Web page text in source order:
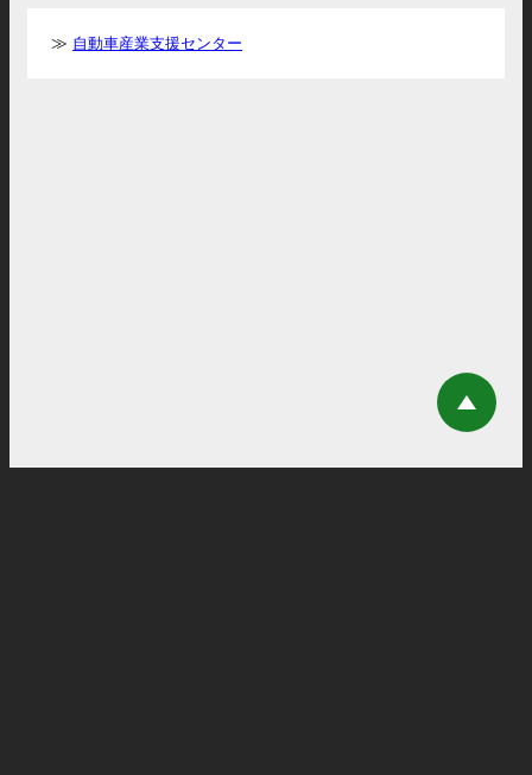
自動車産業支援センター